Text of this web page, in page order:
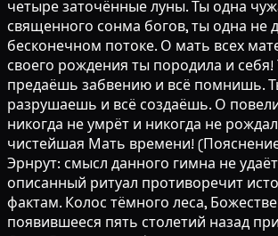
четыре заточённые луны. Ты одна
священного сонма богов, ты одна не
бесконечном потоке. О мать всех
своего рождения ты породила и себя!
предаёшь забвению и всё помнишь.
разрушаешь и всё создаёшь. О
никогда не умрёт и никогда не
чистейшая Мать времени!
Эрнрут: смысл данного гимна не
описанный ритуал противоречит
фактам. Колос тёмного леса,
появившееся пять столетий назад